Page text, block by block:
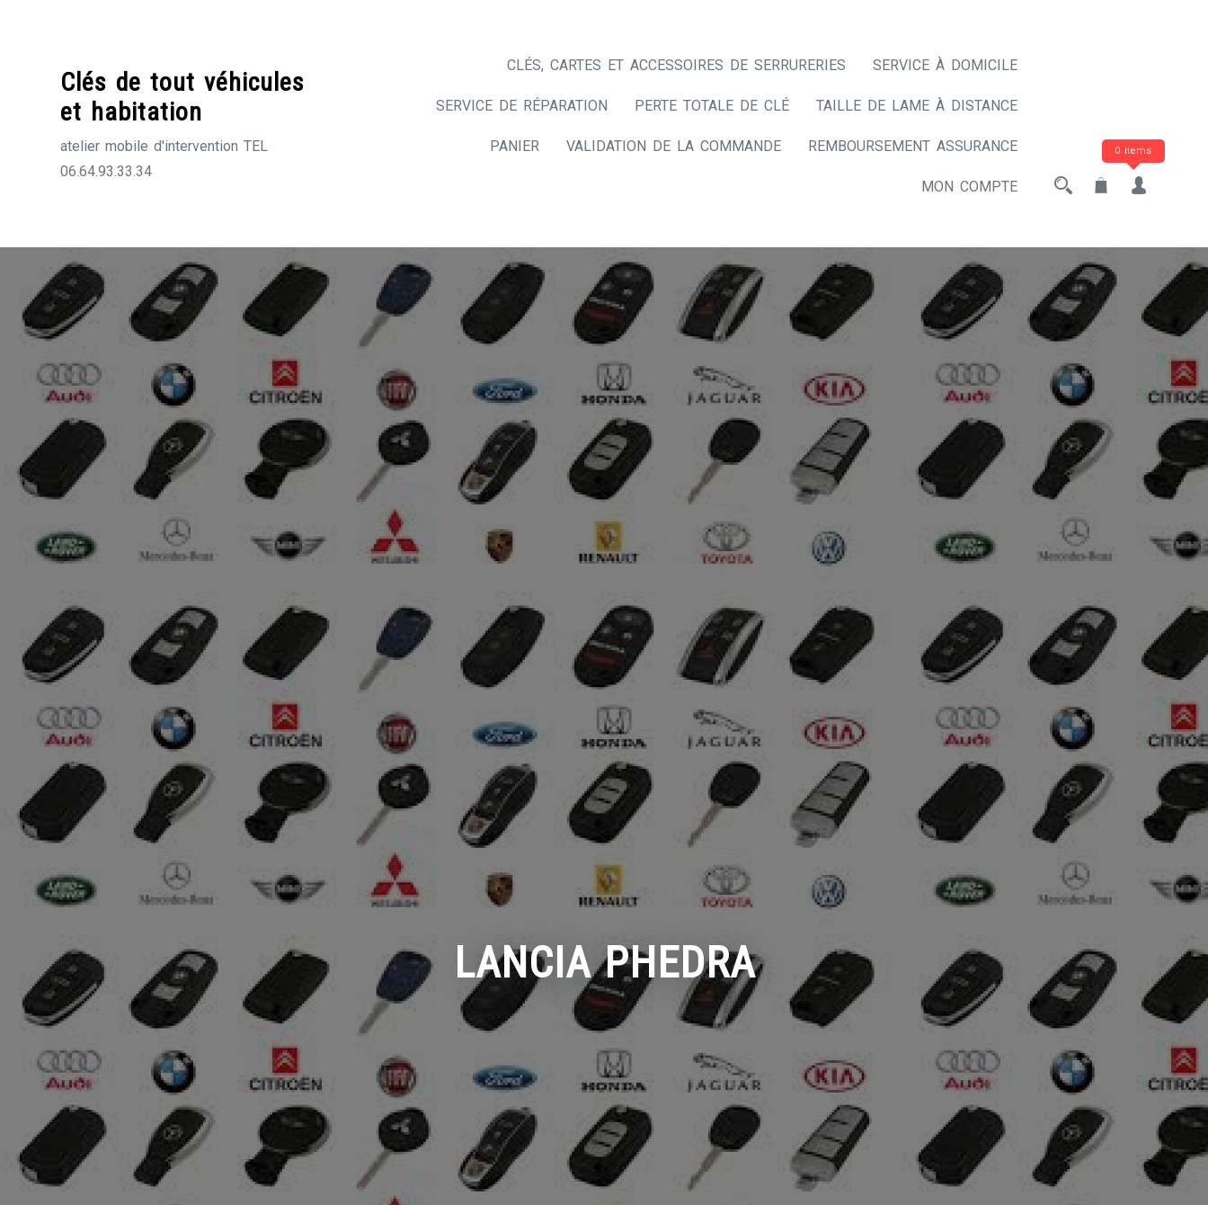
Clés de tout véhicules
et habitation
atelier mobile d'intervention TEL
06.64.93.33.34
CLÉS, CARTES ET ACCESSOIRES DE SERRURERIES SERVICE À DOMICILE
SERVICE DE RÉPARATION PERTE TOTALE DE CLÉ TAILLE DE LAME À DISTANCE
PANIER VALIDATION DE LA COMMANDE REMBOURSEMENT ASSURANCE
MON COMPTE
0 items
LANCIA PHEDRA